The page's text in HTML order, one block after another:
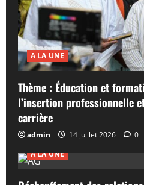
A LA UNE
Thème : Éducation et
l’insertion professionnelle
carrière
admin 14 juillet 2026
0
A LA UNE